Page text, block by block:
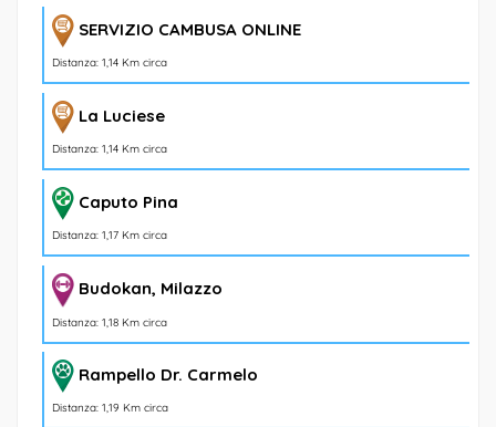
SERVIZIO CAMBUSA ONLINE
Distanza: 1,14 Km circa
La Luciese
Distanza: 1,14 Km circa
Caputo Pina
Distanza: 1,17 Km circa
Budokan, Milazzo
Distanza: 1,18 Km circa
Rampello Dr. Carmelo
Distanza: 1,19 Km circa